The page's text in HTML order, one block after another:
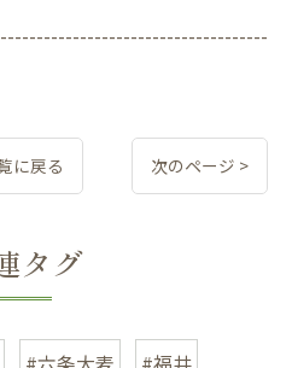
に戻る 次のページ >
タグ